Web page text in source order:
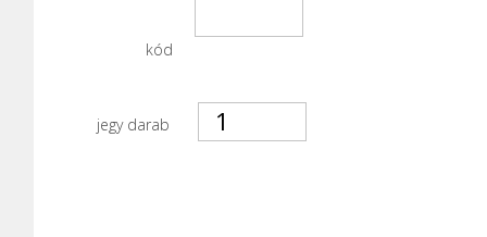
kód
jegy darab